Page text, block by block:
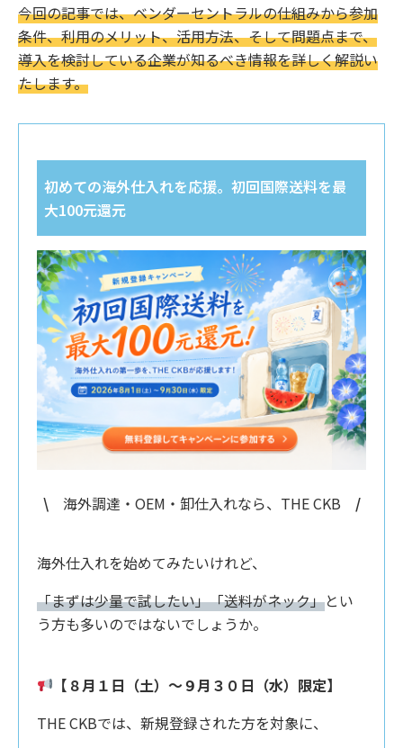
今回の記事では、ベンダーセントラルの仕組みから参加
条件、利用のメリット、活用方法、そして問題点まで、
導入を検討している企業が知るべき情報を詳しく解説い
たします。
初めての海外仕入れを応援。初回国際送料を最
大100元還元
\ 海外調達・OEM・卸仕入れなら、THE CKB /
海外仕入れを始めてみたいけれど、
「まずは少量で試したい」「送料がネック」とい
う方も多いのではないでしょうか。
【８月１日（土）〜９月３０日（水）限定】
THE CKBでは、新規登録された方を対象に、